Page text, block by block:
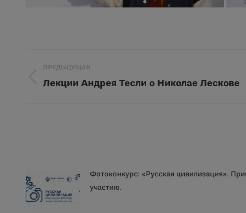
по
ПРЕДЫДУЩАЯ
Предыдущая
Лекции Андрея Тесли о Николае Лескове
Фотоконкурс: «Русская цивилизация».
участию.